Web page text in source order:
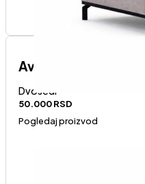
Avola dvosed
Dvosedi
50.000RSD
Pogledaj proizvod